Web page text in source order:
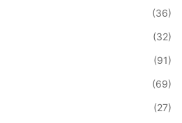
(36)
(32)
(91)
(69)
(27)